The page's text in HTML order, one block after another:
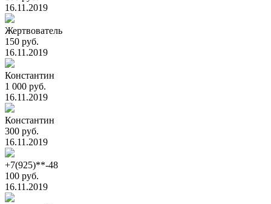
16.11.2019
Жертвователь
150 руб.
16.11.2019
Константин
1 000 руб.
16.11.2019
Константин
300 руб.
16.11.2019
+7(925)**-48
100 руб.
16.11.2019